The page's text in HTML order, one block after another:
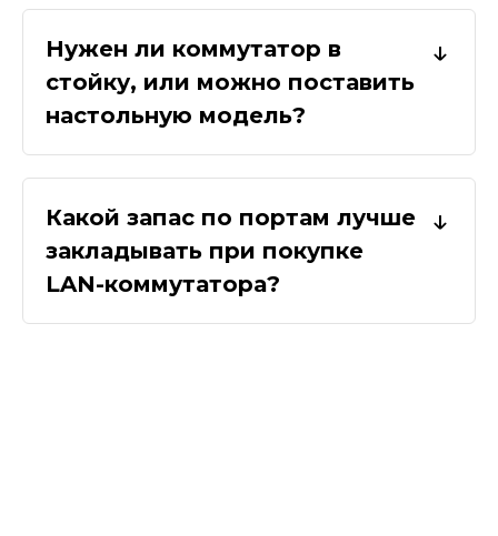
Нужен ли коммутатор в
стойку, или можно поставить
настольную модель?
Какой запас по портам лучше
закладывать при покупке
LAN-коммутатора?